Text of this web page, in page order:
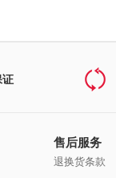
证
售后服务
退换货条款